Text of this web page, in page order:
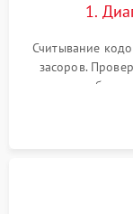
1.
Считывание
засоров.
жалоб на